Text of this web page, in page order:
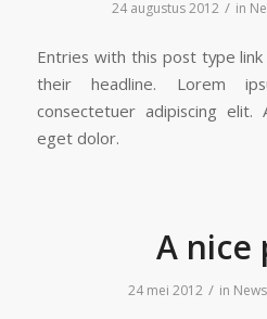
24 augustus 2012 / in
Entries with this post type
their headline. Lorem
consectetuer adipiscing elit.
eget dolor.
A nice
24 mei 2012 / in News